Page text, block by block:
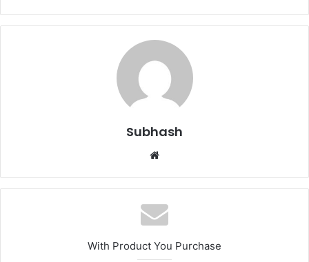
Subhash
b
s
i
e
With Product You Purchase